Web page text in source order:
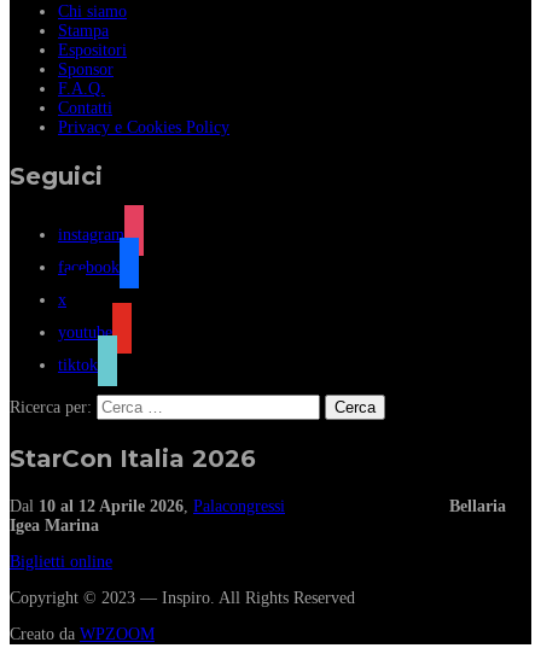
Chi siamo
Stampa
Espositori
Sponsor
F.A.Q.
Contatti
Privacy e Cookies Policy
Seguici
instagram
facebook
x
youtube
tiktok
Ricerca per:
StarCon Italia 2026
Dal 10 al 12 Aprile 2026 Palacongressi
Bellaria
Igea Marina
Biglietti online
Copyright © 2023 — Inspiro. All Rights Reserved
Creato da WPZOOM